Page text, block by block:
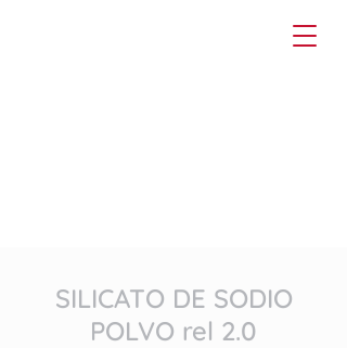
SILICATO DE SODIO
POLVO rel 2.0